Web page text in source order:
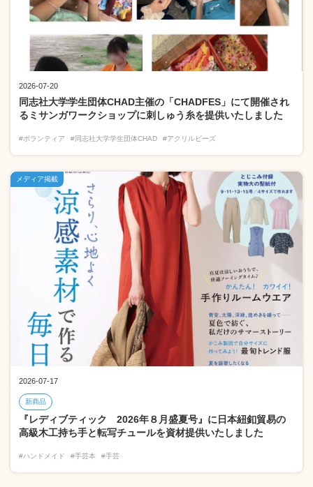
2026-07-20
同志社大学学生団体CHAD主催の「CHADFES」にて開催され
るミサンガワークショップに刺しゅう糸を提供いたしました
#ボランティア #同志社大学学生団体CHAD #アクリルビーズ
2026-07-17
新商品
『レディブティック 2026年８月盛夏号』に日本紐釦貿易の
高級木工持ち手と転写チュールを資材提供いたしました
#ハンドメイド #手芸本 #手芸
メディア掲載